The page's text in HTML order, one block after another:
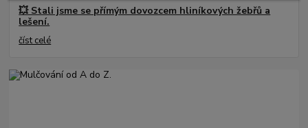
💥 Stali jsme se přímým dovozcem hliníkových žebřů a
lešení.
číst celé